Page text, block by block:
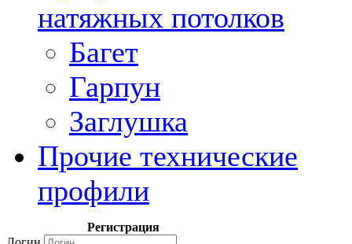
натяжных потолков
Багет
Гарпун
Заглушка
Прочие технические
профили
Регистрация